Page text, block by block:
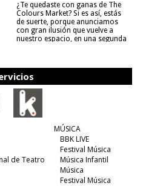
¿Te quedaste con ganas de The
Colours Market? Si es así, estás
de suerte, porque anunciamos
con gran ilusión que vuelve a
nuestro espacio, en una segunda
de Teatro
MÚSICA
BBK LIVE
Festival Música
Música Infantil
Música
Festival Música